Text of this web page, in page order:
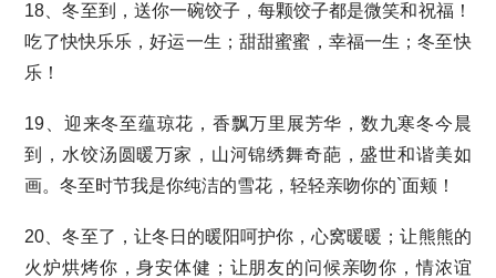
18、冬至到，送你一碗饺子，每颗饺子都是微笑和祝福！
吃了快快乐乐，好运一生；甜甜蜜蜜，幸福一生；冬至快
乐！
19、迎来冬至蕴琼花，香飘万里展芳华，数九寒冬今晨
到，水饺汤圆暖万家，山河锦绣舞奇葩，盛世和谐美如
画。冬至时节我是你纯洁的雪花，轻轻亲吻你的`面颊！
20、冬至了，让冬日的暖阳呵护你，心窝暖暖；让熊熊的
火炉烘烤你，身安体健；让朋友的问候亲吻你，情浓谊